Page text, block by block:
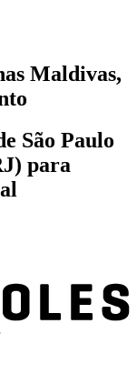
Maldivas,
São Paulo
para